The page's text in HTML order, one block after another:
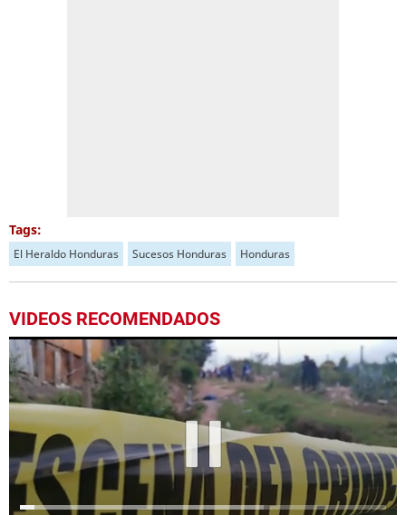
Tags:
El Heraldo Honduras Sucesos Honduras Honduras
VIDEOS RECOMENDADOS